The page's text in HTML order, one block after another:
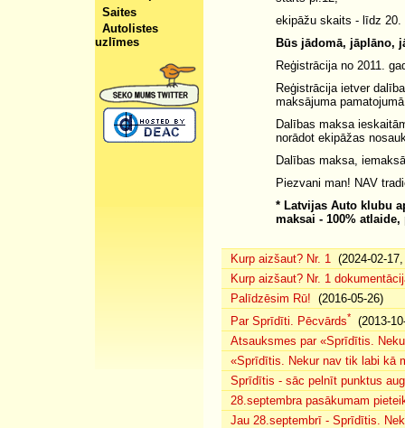
Saites
Autolistes
uzlīmes
ekipāžu skaits - līdz 20.
Būs jādomā, jāplāno,
Reģistrācija no 2011.
Reģistrācija ietver
maksājuma
Dalības maksa
norādot ekipāžas
Dalības maksa,
Piezvani man! NAV
* Latvijas Auto klubu
maksai - 100%
Kurp aizšaut? Nr. 1 (2024-02-
Kurp aizšaut? Nr. 1
Palīdzēsim Rū! (2016-05-26)
Par Sprīdīti. Pēcvārds*
(2013-
Atsauksmes par «Sprīdītis.
«Sprīdītis. Nekur nav tik labi kā
Sprīdītis - sāc pelnīt punktus
28.septembra pasākumam
Jau 28.septembrī - Sprīdītis.